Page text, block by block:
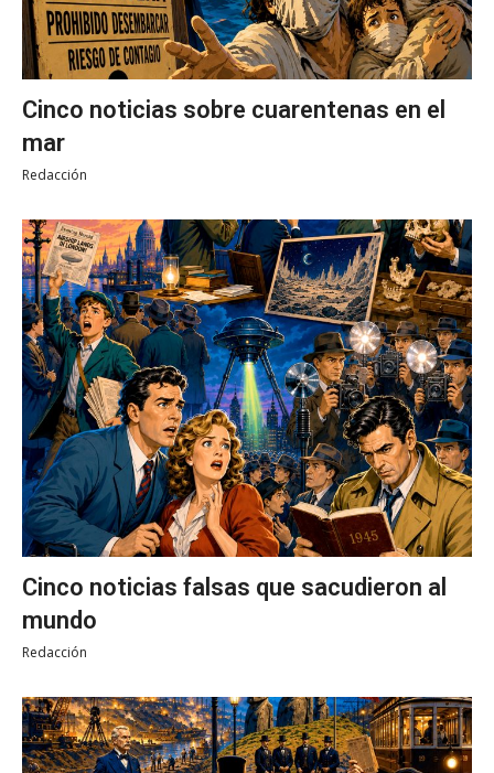
Cinco noticias sobre cuarentenas en el
mar
Redacción
Cinco noticias falsas que sacudieron al
mundo
Redacción